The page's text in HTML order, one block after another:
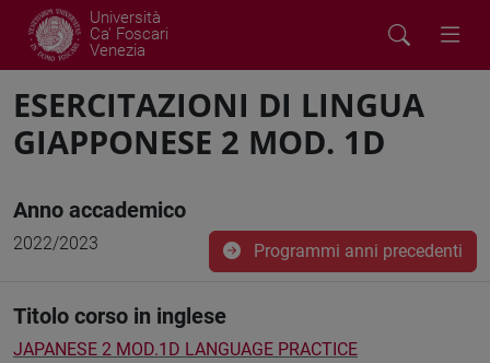
Università
Ca' Foscari
Venezia
ESERCITAZIONI DI LINGUA
GIAPPONESE 2 MOD. 1D
Anno accademico
2022/2023 Programmi anni precedenti
Titolo corso in inglese
JAPANESE 2 MOD.1D LANGUAGE PRACTICE